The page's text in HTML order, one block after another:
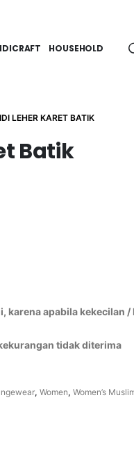
HOUSEHOLD
LEHER KARET BATIK
Batik
karena apabila kekecilan
tidak diterima
,Women,Women’s